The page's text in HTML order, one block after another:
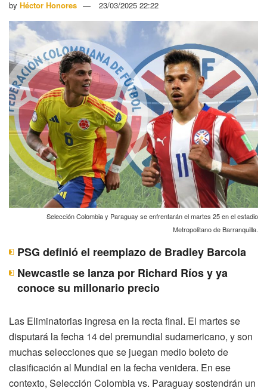
by Héctor Honores 23/03/2025 22:22
Selección Colombia y Paraguay se enfrentarán el martes 25 en el estadio
Metropolitano de Barranquilla.
PSG definió el reemplazo de Bradley Barcola
Newcastle se lanza por Richard Ríos y ya
conoce su millonario precio
Las Eliminatorias ingresa en la recta final. El martes se
disputará la fecha 14 del premundial sudamericano, y son
muchas selecciones que se juegan medio boleto de
clasificación al Mundial en la fecha venidera. En ese
contexto, Selección Colombia vs. Paraguay sostendrán un